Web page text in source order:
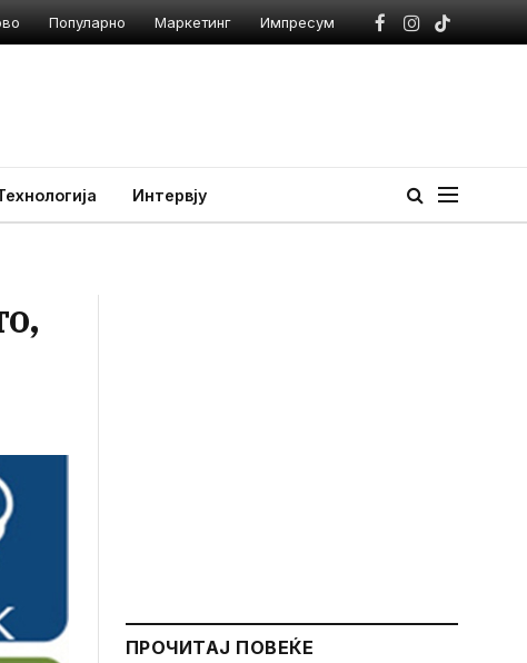
Популарно Маркетинг Импресум
Facebook
Instagram
TikTok
Интервју
ПРОЧИТАЈ ПОВЕЌЕ